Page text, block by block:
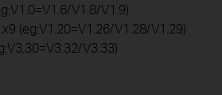
V1.8/V1.9)
(eg:V1.20=V1.26/V1.28/V1.29)
V3.33)